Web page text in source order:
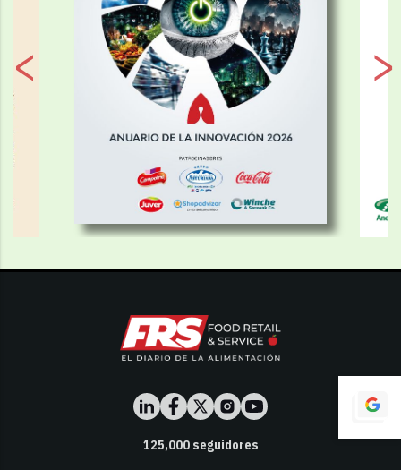
125,000seguidores